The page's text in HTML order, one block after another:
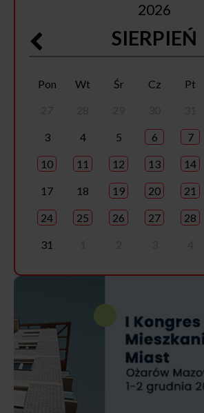
2026
SIERPIEŃ
Pon Wt Śr Cz Pt
3 4 5 6 7
10 11 12 13 14
17 18 19 20 21
24 25 26 27 28
31